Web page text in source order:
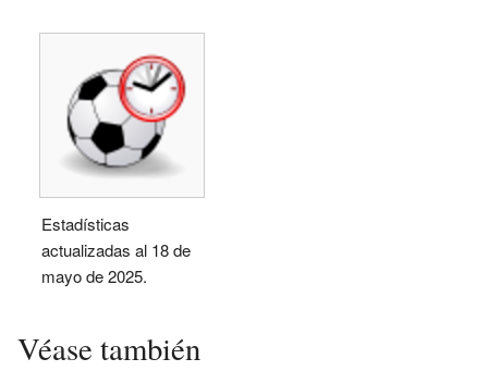
Estadísticas
actualizadas al 18 de
mayo de 2025.
Véase también